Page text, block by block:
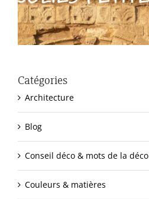
Catégories
Architecture
Blog
Conseil déco & mots de la déco
Couleurs & matières